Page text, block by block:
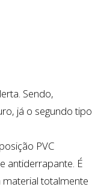
Sendo,
já o segundo tipo
PVC
antiderrapante. É
totalmente